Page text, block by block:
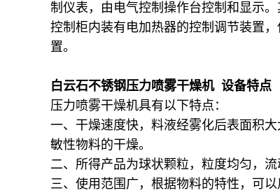
制仪表，由电气控制操作台控制和显示
控制柜内装有电加热器的控制调节装置
置。
白云石不锈钢压力喷雾干燥机 设备特点
压力喷雾干燥机具有以下特点：
一、干燥速度快，料液经雾化后表面积
敏性物料的干燥。
二、所得产品为球状颗粒，粒度均匀，
三、使用范围广，根据物料的特性，可